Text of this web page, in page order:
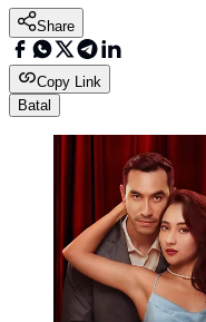
Share
Copy Link
Batal